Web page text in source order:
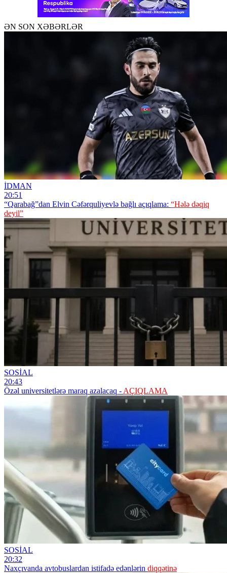
ƏN SON XƏBƏRLƏR
İDMAN
20:51
“Qarabağ”dan Elvin Cəfərquliyevlə bağlı açıqlama: “Hələ dəqiq
deyil”
SOSİAL
20:43
Özəl universitetlərə maraq azalacaq - AÇIQLAMA
SOSİAL
20:32
Naxçıvanda avtobuslardan istifadə edənlərin diqqətinə